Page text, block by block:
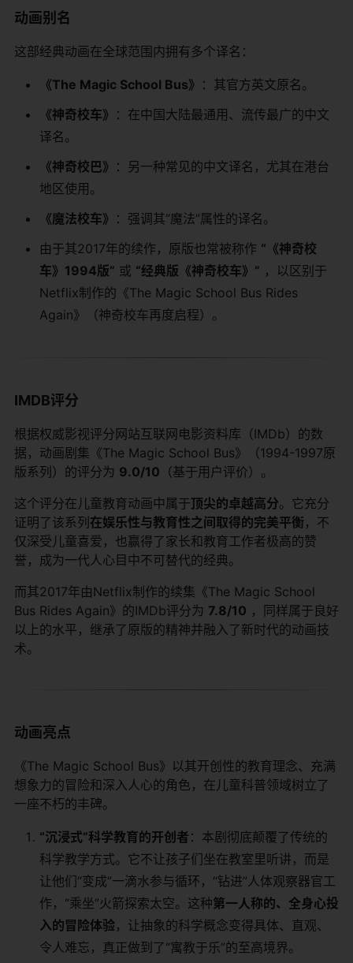
动画别名
这部经典动画在全球范围内拥有多个译名：
《The Magic School Bus》 ：其官方英文原名。
《神奇校车》 ：在中国大陆最通用、流传最广的中文
译名。
《神奇校巴》 ：另一种常见的中文译名，尤其在港台
地区使用。
《魔法校车》 ：强调其“魔法”属性的译名。
由于其2017年的续作，原版也常被称作 “《神奇校
车》1994版” ​ 或 “经典版《神奇校车》” ​ ，以区别于
Netflix制作的《The Magic School Bus Rides
Again》（神奇校车再度启程）。
IMDB评分
根据权威影视评分网站互联网电影资料库（IMDb）的数
据，动画剧集《The Magic School Bus》（1994-1997原
版系列）的评分为 9.0/10 （基于用户评价）。
这个评分在儿童教育动画中属于顶尖的卓越高分。它充分
证明了该系列 在娱乐性与教育性之间取得的完美平衡 ，不
仅深受儿童喜爱，也赢得了家长和教育工作者极高的赞
誉，成为一代人心目中不可替代的经典。
而其2017年由Netflix制作的续集《The Magic School
Bus Rides Again》的IMDb评分为 7.8/10 ​ ，同样属于良好
以上的水平，继承了原版的精神并融入了新时代的动画技
术。
动画亮点
《The Magic School Bus》以其开创性的教育理念、充满
想象力的冒险和深入人心的角色，在儿童科普领域树立了
一座不朽的丰碑。
“沉浸式”科学教育的开创者 ：本剧彻底颠覆了传统的
科学教学方式。它不让孩子们坐在教室里听讲，而是
让他们“变成”一滴水参与循环，“钻进”人体观察器官工
作，“乘坐”火箭探索太空。这种第一人称的、全身心投
入的冒险体验 ，让抽象的科学概念变得具体、直观、
令人难忘，真正做到了“寓教于乐”的至高境界。